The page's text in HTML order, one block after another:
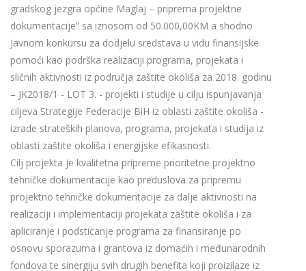
gradskog jezgra općine Maglaj – priprema projektne
dokumentacije” sa iznosom od 50.000,00KM a shodno
Javnom konkursu za dodjelu sredstava u vidu finansijske
pomoći kao podrška realizaciji programa, projekata i
sličnih aktivnosti iz područja zaštite okoliša za 2018. godinu
– JK2018/1 - LOT 3. - projekti i studije u cilju ispunjavanja
ciljeva Strategije Federacije BiH iz oblasti zaštite okoliša -
izrade strateških planova, programa, projekata i studija iz
oblasti zaštite okoliša i energijske efikasnosti.
Cilj projekta je kvalitetna pripreme prioritetne projektno
tehničke dokumentacije kao preduslova za pripremu
projektno tehničke dokumentacije za dalje aktivnosti na
realizaciji i implementaciji projekata zaštite okoliša i za
apliciranje i podsticanje programa za finansiranje po
osnovu sporazuma i grantova iz domaćih i međunarodnih
fondova te sinergiju svih drugih benefita koji proizilaze iz